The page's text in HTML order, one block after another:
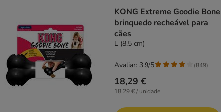
KONG Extreme Goodie Bone
brinquedo recheável para
cães
L (8,5 cm)
18,29 €
18,29 € / unidade
Avaliar: 3.9/5 (849)